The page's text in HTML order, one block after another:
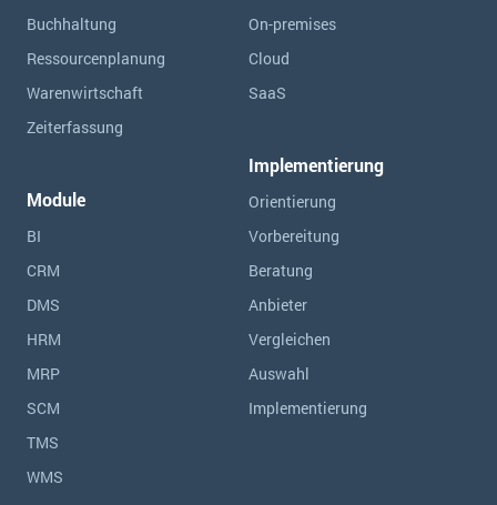
Buchhaltung
Ressourcen­planung
Warenwirtschaft
Zeiterfassung
Module
BI
CRM
DMS
HRM
MRP
SCM
TMS
WMS
On-premises
Cloud
SaaS
Implementierung
Orientierung
Vorbereitung
Beratung
Anbieter
Vergleichen
Auswahl
Implementierung